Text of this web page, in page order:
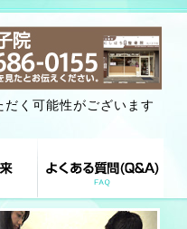
く可能性がございます